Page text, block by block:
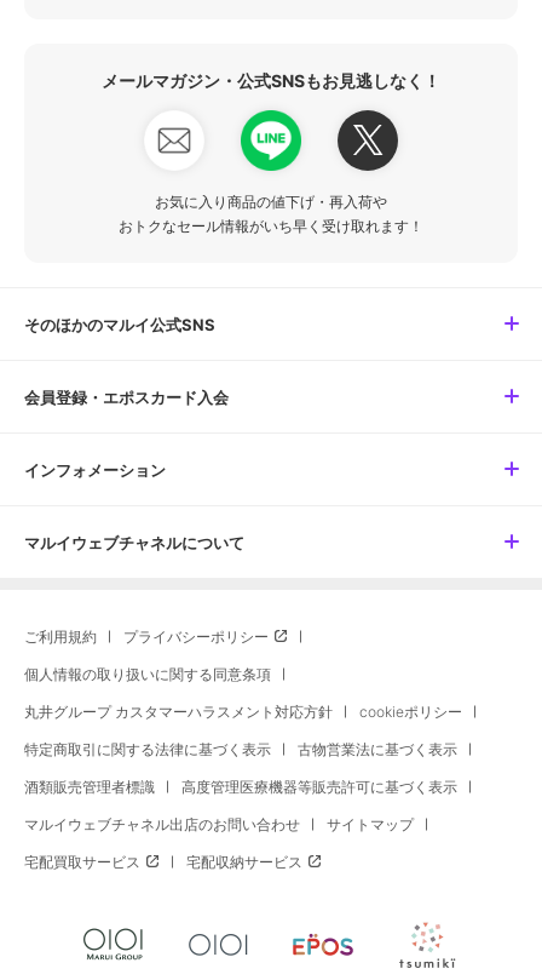
メールマガジン・公式SNSもお見逃しなく！
お気に入り商品の値下げ・再入荷や
おトクなセール情報がいち早く受け取れます！
そのほかのマルイ公式SNS
会員登録・エポスカード入会
インフォメーション
マルイウェブチャネルについて
ご利用規約 プライバシーポリシー
個人情報の取り扱いに関する同意条項
丸井グループ カスタマーハラスメント対応方針 cookieポリシー
特定商取引に関する法律に基づく表示 古物営業法に基づく表示
酒類販売管理者標識 高度管理医療機器等販売許可に基づく表示
マルイウェブチャネル出店のお問い合わせ サイトマップ
宅配買取サービス 宅配収納サービス